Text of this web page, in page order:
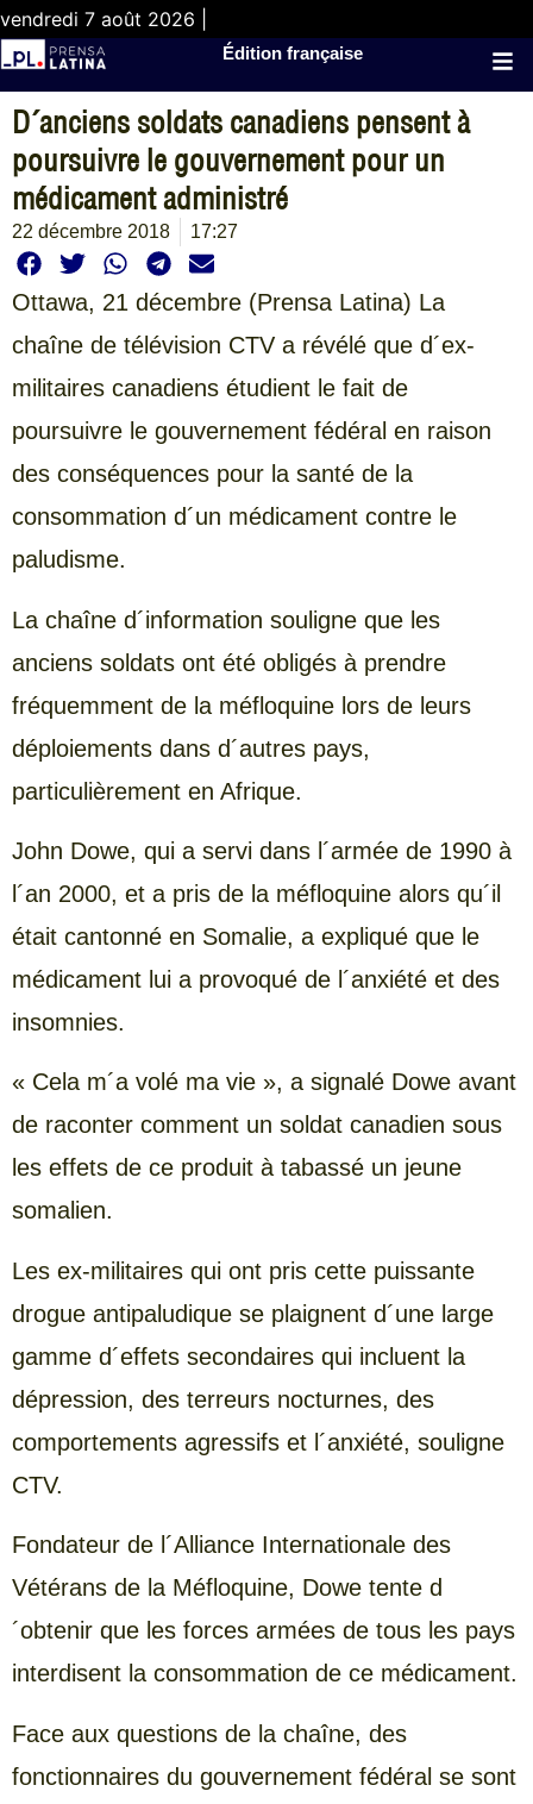
vendredi 7 août 2026 |
Édition française
D´anciens soldats canadiens pensent à
poursuivre le gouvernement pour un
médicament administré
22 décembre 2018 17:27
Ottawa, 21 décembre (Prensa Latina) La
chaîne de télévision CTV a révélé que d´ex-
militaires canadiens étudient le fait de
poursuivre le gouvernement fédéral en raison
des conséquences pour la santé de la
consommation d´un médicament contre le
paludisme.
La chaîne d´information souligne que les
anciens soldats ont été obligés à prendre
fréquemment de la méfloquine lors de leurs
déploiements dans d´autres pays,
particulièrement en Afrique.
John Dowe, qui a servi dans l´armée de 1990 à
l´an 2000, et a pris de la méfloquine alors qu´il
était cantonné en Somalie, a expliqué que le
médicament lui a provoqué de l´anxiété et des
insomnies.
« Cela m´a volé ma vie », a signalé Dowe avant
de raconter comment un soldat canadien sous
les effets de ce produit à tabassé un jeune
somalien.
Les ex-militaires qui ont pris cette puissante
drogue antipaludique se plaignent d´une large
gamme d´effets secondaires qui incluent la
dépression, des terreurs nocturnes, des
comportements agressifs et l´anxiété, souligne
CTV.
Fondateur de l´Alliance Internationale des
Vétérans de la Méfloquine, Dowe tente d
´obtenir que les forces armées de tous les pays
interdisent la consommation de ce médicament.
Face aux questions de la chaîne, des
fonctionnaires du gouvernement fédéral se sont